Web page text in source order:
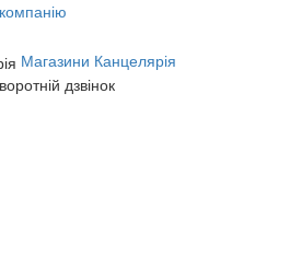
Магазини Канцелярія
дзвінок